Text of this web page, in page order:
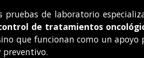
pruebas de laboratorio
de tratamientos
que funcionan como un
preventivo.